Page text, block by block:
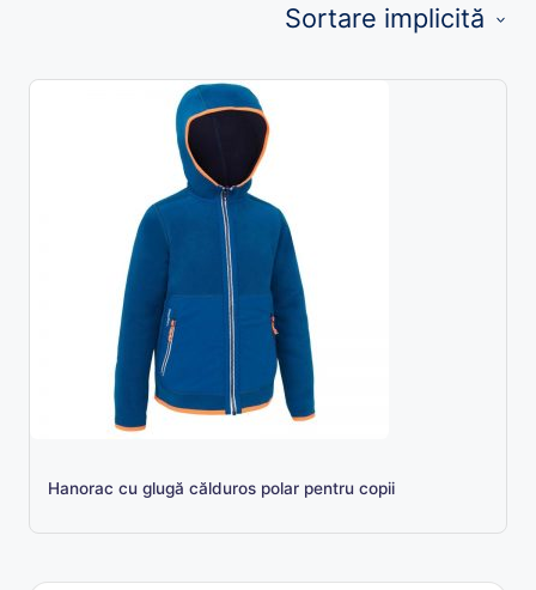
Sortare implicită
Hanorac cu glugă călduros polar pentru copii